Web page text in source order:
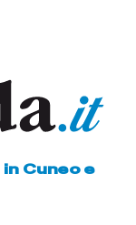
Cuneo e